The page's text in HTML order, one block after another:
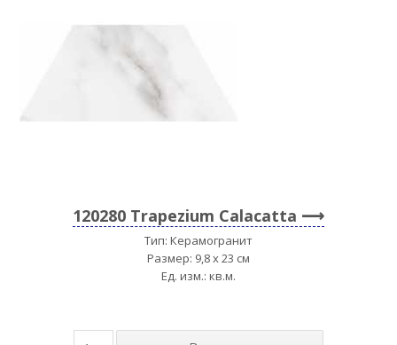
120280 Trapezium Calacatta
Тип: Керамогранит
Размер: 9,8 x 23 см
Ед. изм.: кв.м.